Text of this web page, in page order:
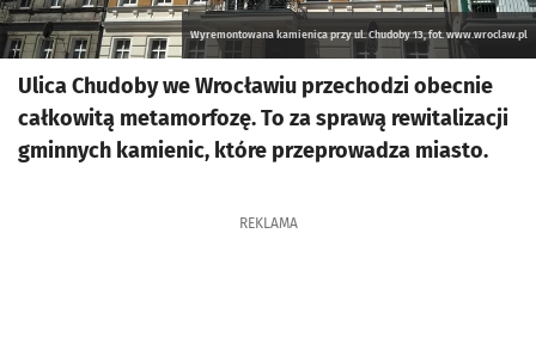
Wyremontowana kamienica przy ul. Chudoby 13, fot. www.wroclaw.pl
Ulica Chudoby we Wrocławiu przechodzi obecnie
całkowitą metamorfozę. To za sprawą rewitalizacji
gminnych kamienic, które przeprowadza miasto.
REKLAMA